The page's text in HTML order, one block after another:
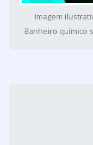
Imagem
Banheiro químico